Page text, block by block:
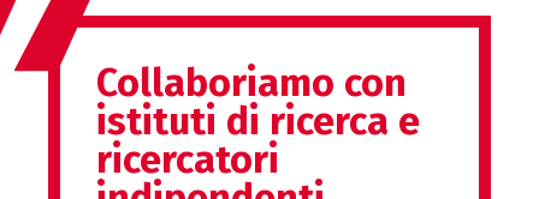
Collaboriamo con
istituti di ricerca e
ricercatori